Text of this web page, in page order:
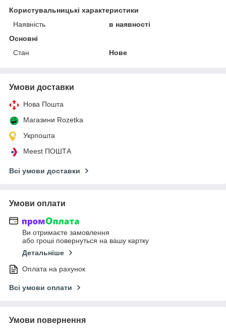
Користувальницькі характеристики
Наявність
в наявності
Основні
Стан
Нове
Умови доставки
Нова Пошта
Магазини Rozetka
Укрпошта
Meest ПОШТА
Всі умови доставки
Умови оплати
Ви отримаєте замовлення
або гроші повернуться на вашу картку
Детальніше
Оплата на рахунок
Всі умови оплати
Умови повернення